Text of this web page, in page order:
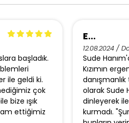
başladık.
ile geldi ki.
çok
bize ışık
ettiğimiz
E...
12.08.2024 /
Sude
Kızımın
olarak Sude
dinleyerek
kurmadı.